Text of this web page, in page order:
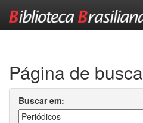
Página de busca
Buscar em: